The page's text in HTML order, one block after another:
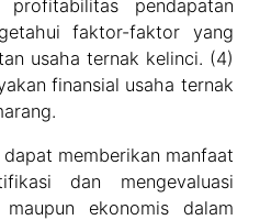
pendapatan
faktor-faktor yang
usaha ternak kelinci. (4)
finansial usaha ternak
memberikan manfaat
dan mengevaluasi
ekonomis dalam